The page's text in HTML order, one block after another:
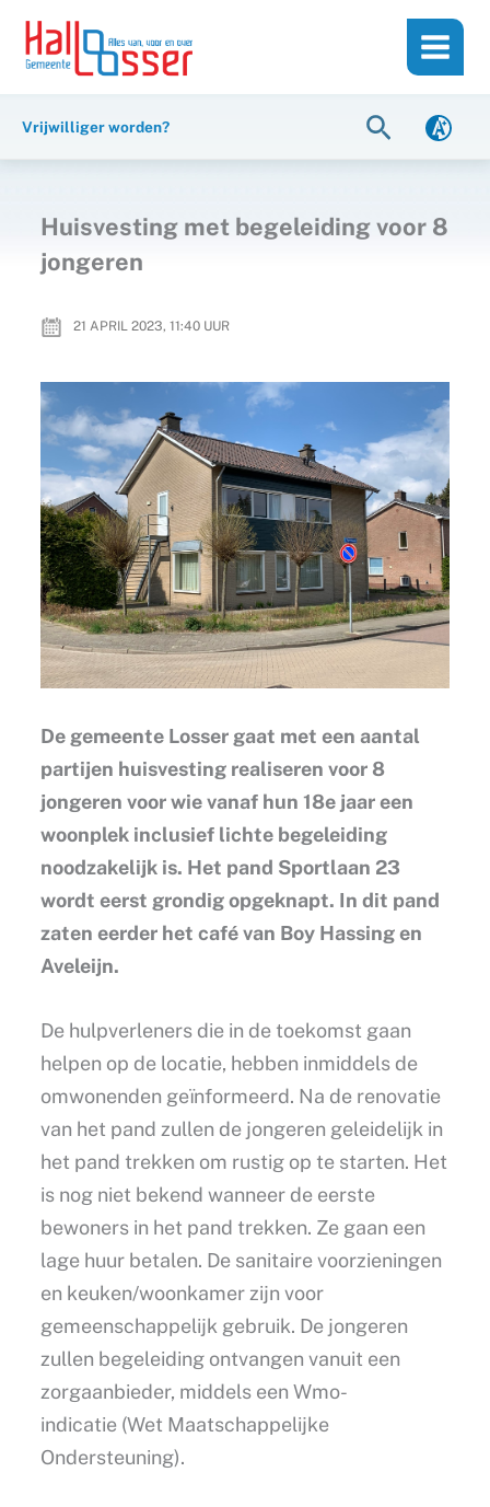
inhoud
naar
Vrijwilliger worden? Zoeken
Huisvesting met begeleiding voor 8
jongeren
21 APRIL 2023, 11:40UUR
De gemeente Losser gaat met een aantal
partijen huisvesting realiseren voor 8
jongeren voor wie vanaf hun 18e jaar een
woonplek inclusief lichte begeleiding
noodzakelijk is. Het pand Sportlaan 23
wordt eerst grondig opgeknapt. In dit pand
zaten eerder het café van Boy Hassing en
Aveleijn.
De hulpverleners die in de toekomst gaan
helpen op de locatie, hebben inmiddels de
omwonenden geïnformeerd. Na de renovatie
van het pand zullen de jongeren geleidelijk in
het pand trekken om rustig op te starten. Het
is nog niet bekend wanneer de eerste
bewoners in het pand trekken. Ze gaan een
lage huur betalen. De sanitaire voorzieningen
en keuken/woonkamer zijn voor
gemeenschappelijk gebruik. De jongeren
zullen begeleiding ontvangen vanuit een
zorgaanbieder, middels een Wmo-
indicatie (Wet Maatschappelijke
Ondersteuning).